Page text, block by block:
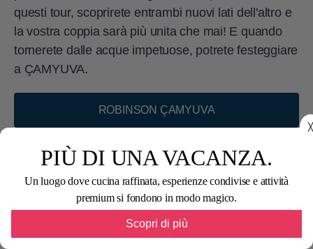
╳
PIÙ DI UNA VACANZA.
Un luogo dove cucina raffinata, esperienze condivise e attività
premium si fondono in modo magico.
Scopri di più
questi tour, scoprirete entrambi nuovi lati dell'altro e
la vostra coppia sarà più unita che mai! E quando
tornerete dalle acque impetuose, potrete festeggiare
a ÇAMYUVA.
ROBINSON ÇAMYUVA